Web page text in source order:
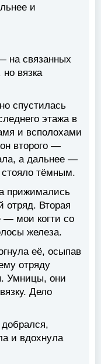
и
на связанных
вязка
спустилась
этажа в
и всполохами
второго —
а дальнее —
тёмным.
прижимались
отряд. Вторая
— мои когти со
железа.
её, осыпав
отряду
Умницы, они
Дело
и вдохнула